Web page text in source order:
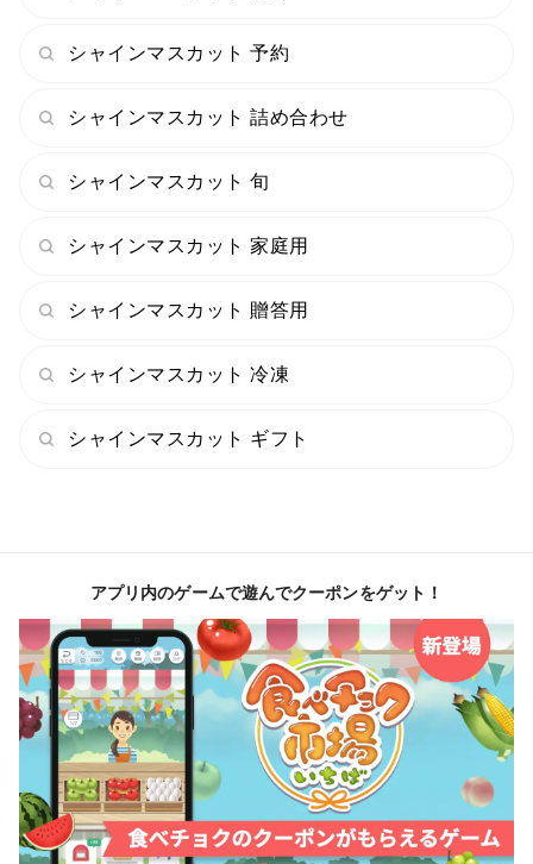
シャインマスカット 予約
シャインマスカット 詰め合わせ
シャインマスカット 旬
シャインマスカット 家庭用
シャインマスカット 贈答用
シャインマスカット 冷凍
シャインマスカット ギフト
アプリ内のゲームで遊んでクーポンをゲット！